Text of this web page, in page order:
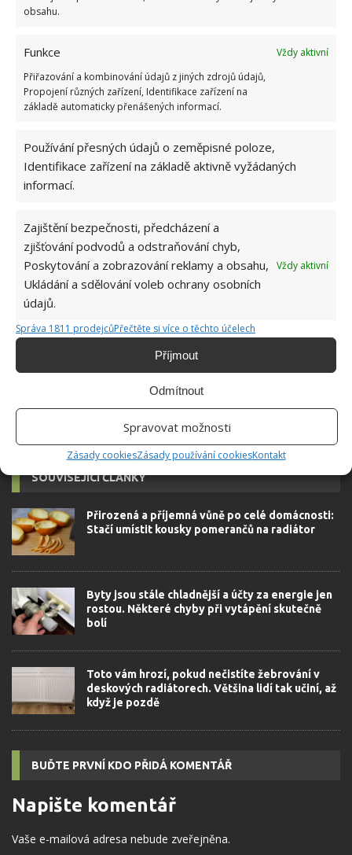
obsahu.
Funkce
Vždy aktivní
Přiřazování a kombinování údajů z jiných zdrojů údajů,
Propojení různých zařízení, Identifikace zařízení na
základě automaticky přenášených informací.
Používání přesných údajů o zeměpisné poloze,
Identifikace zařízení na základě aktivně vyžádaných
informací.
Zajištění bezpečnosti, předcházení a
zjišťování podvodů a odstraňování chyb,
Poskytování a zobrazování reklamy a obsahu,
Ukládání a sdělování voleb ochrany osobních
údajů.
Vždy aktivní
Správa 1811 prodejcůPřečtěte si více o těchto účelech
Příjmout
Odmítnout
Spravovat možnosti
Zásady cookiesZásady používání cookiesKontakt
ODVZDUŠNĚNÍ RADIÁTOR TOPENÍ
Přidejte svůj názor
Hana Musilová
redaktorky ji tak nadchla, že se
rozhodla zůstat. Její v...
autorovi]
SOUVISEJÍCÍ ČLÁNKY
Přirozená a příjemná vůně po celé domácnosti:
Stačí umístit kousky pomerančů na radiátor
Byty jsou stále chladnější a účty za energie jen
rostou. Některé chyby při vytápění skutečně
bolí
Toto vám hrozí, pokud nečistíte žebrování v
deskových radiátorech. Většina lidí tak učiní, až
když je pozdě
BUĎTE PRVNÍ KDO PŘIDÁ KOMENTÁŘ
Napište komentář
Vaše e-mailová adresa nebude zveřejněna.